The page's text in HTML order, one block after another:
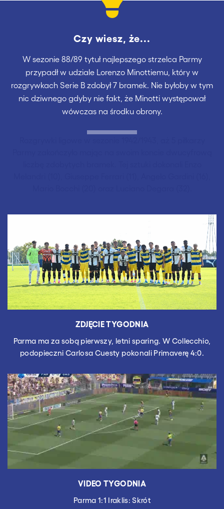
Czy wiesz, że...
W sezonie 88/89 tytuł najlepszego strzelca Parmy
przypadł w udziale Lorenzo Minottiemu, który w
rozgrywkach Serie B zdobył 7 bramek. Nie byłoby w tym
nic dziwnego gdyby nie fakt, że Minotti występował
wówczas na środku obrony.
ZDJĘCIE TYGODNIA
Parma ma za sobą pierwszy, letni sparing. W Collecchio,
podopieczni Carlosa Cuesty pokonali Primaverę 4:0.
VIDEO TYGODNIA
Parma 1:1 Iraklis: Skrót